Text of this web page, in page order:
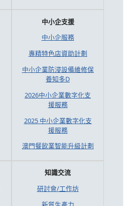
中小企支援
中小企服務
專精特色店資助計劃
中小企業防浸設備維修保
養知多D
2026中小企業數字化支
援服務
2025 中小企業數字化支
援服務
澳門餐飲業智能升級計劃
知識交流
研討會/工作坊